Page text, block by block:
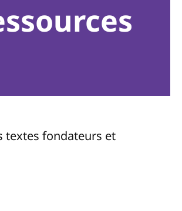
textes fondateurs et